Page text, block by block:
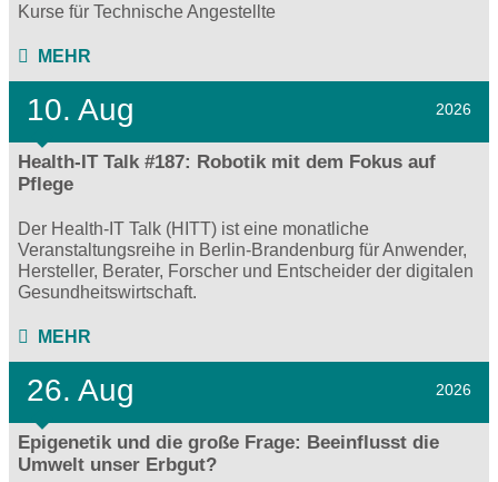
Kurse für Technische Angestellte
MEHR
10. Aug 2026
Health-IT Talk #187: Robotik mit dem Fokus auf
Pflege
Der Health-IT Talk (HITT) ist eine monatliche
Veranstaltungsreihe in Berlin-Brandenburg für Anwender,
Hersteller, Berater, Forscher und Entscheider der digitalen
Gesundheitswirtschaft.
MEHR
26. Aug 2026
Epigenetik und die große Frage: Beeinflusst die
Umwelt unser Erbgut?